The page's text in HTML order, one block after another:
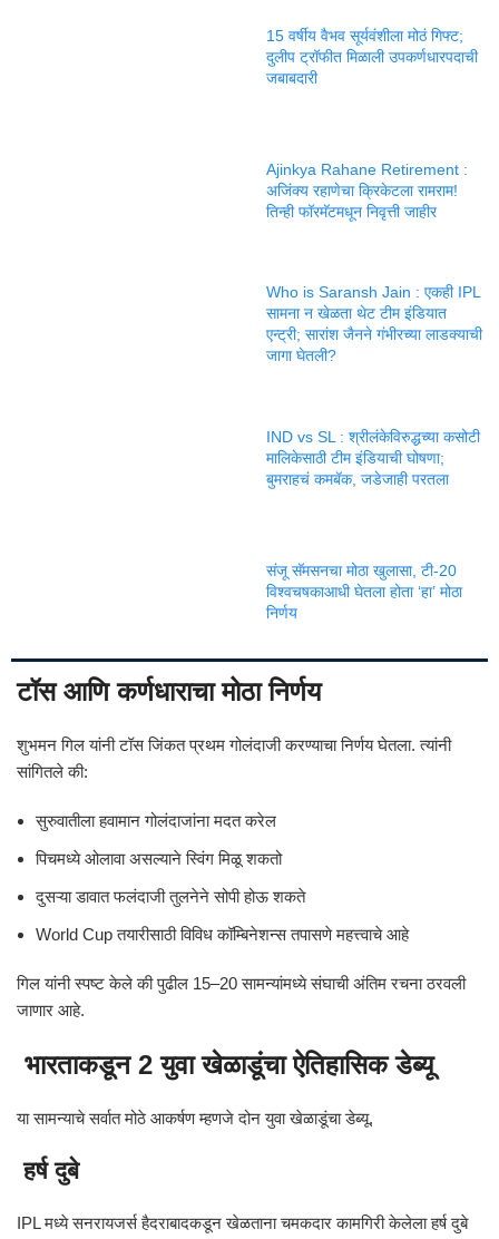
15 वर्षीय वैभव सूर्यवंशीला मोठं गिफ्ट;
दुलीप ट्रॉफीत मिळाली उपकर्णधारपदाची
जबाबदारी
Ajinkya Rahane Retirement :
अजिंक्य रहाणेचा क्रिकेटला रामराम!
तिन्ही फॉरमॅटमधून निवृत्ती जाहीर
Who is Saransh Jain : एकही IPL
सामना न खेळता थेट टीम इंडियात
एन्ट्री; सारांश जैनने गंभीरच्या लाडक्याची
जागा घेतली?
IND vs SL : श्रीलंकेविरुद्धच्या कसोटी
मालिकेसाठी टीम इंडियाची घोषणा;
बुमराहचं कमबॅक, जडेजाही परतला
संजू सॅमसनचा मोठा खुलासा, टी-20
विश्वचषकाआधी घेतला होता ‘हा’ मोठा
निर्णय
टॉस आणि कर्णधाराचा मोठा निर्णय
शुभमन गिल यांनी टॉस जिंकत प्रथम गोलंदाजी करण्याचा निर्णय घेतला. त्यांनी
सांगितले की:
सुरुवातीला हवामान गोलंदाजांना मदत करेल
पिचमध्ये ओलावा असल्याने स्विंग मिळू शकतो
दुसऱ्या डावात फलंदाजी तुलनेने सोपी होऊ शकते
World Cup तयारीसाठी विविध कॉम्बिनेशन्स तपासणे महत्त्वाचे आहे
गिल यांनी स्पष्ट केले की पुढील 15–20 सामन्यांमध्ये संघाची अंतिम रचना ठरवली
जाणार आहे.
भारताकडून 2 युवा खेळाडूंचा ऐतिहासिक डेब्यू
या सामन्याचे सर्वात मोठे आकर्षण म्हणजे दोन युवा खेळाडूंचा डेब्यू.
हर्ष दुबे
IPL मध्ये सनरायजर्स हैदराबादकडून खेळताना चमकदार कामगिरी केलेला हर्ष दुबे